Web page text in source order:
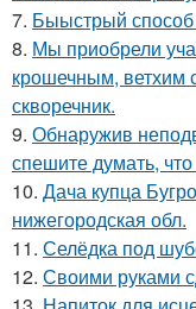
7. Быыстрый способ
8. Мы приобрели
крошечным,
скворечник.
9. Обнаружив
спешите думать,
10. Дача купца
нижегородская обл.
11. Селёдка под
12. Своими руками